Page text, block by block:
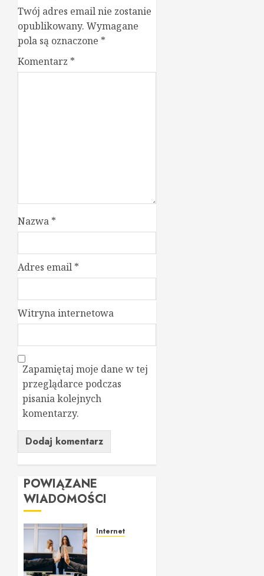
Twój adres email nie zostanie
opublikowany. Wymagane
pola są oznaczone *
Komentarz *
Nazwa *
Adres email *
Witryna internetowa
Zapamiętaj moje dane w tej
przeglądarce podczas
pisania kolejnych
komentarzy.
POWIĄZANE
WIADOMOŚCI
Internet